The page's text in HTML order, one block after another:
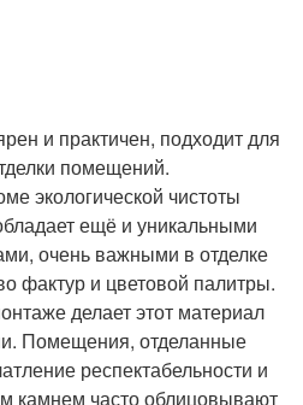
и практичен, подходит для
помещений.
экологической чистоты
ещё и уникальными
очень важными в отделке
фактур и цветовой палитры.
делает этот материал
Помещения, отделанные
респектабельности и
камнем часто облицовывают